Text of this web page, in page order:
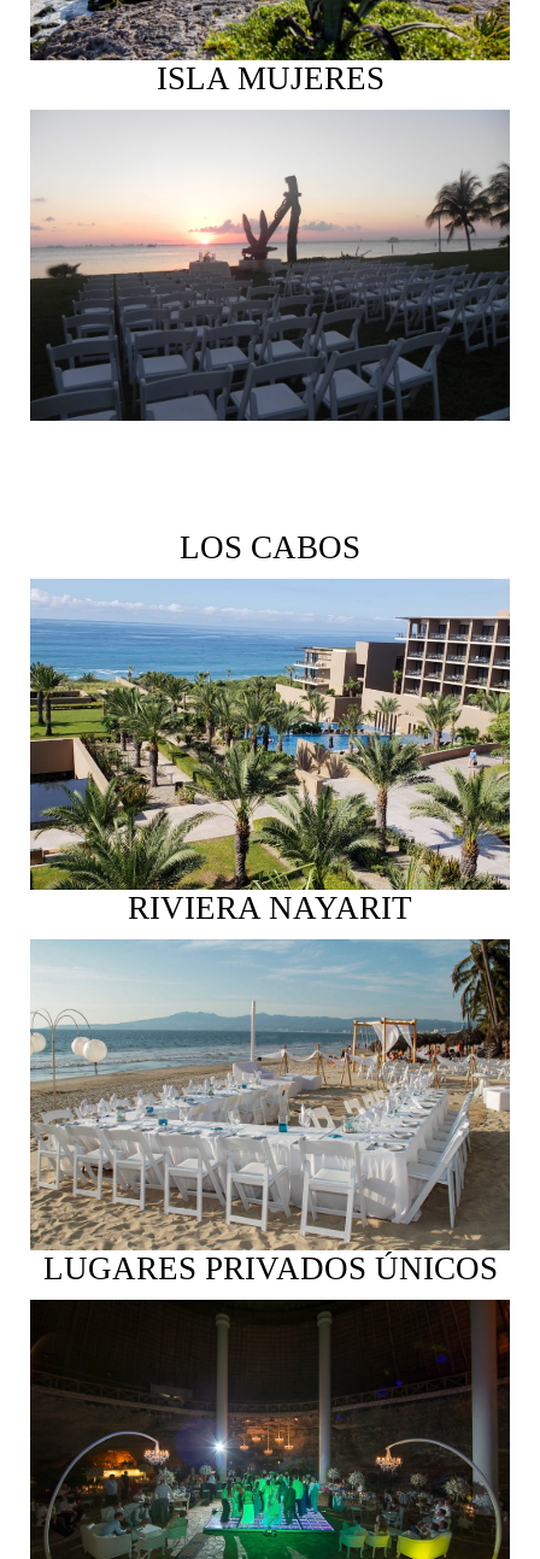
ISLA MUJERES
Ver más
LOS CABOS
Ver más
RIVIERA NAYARIT
Ver más
LUGARES PRIVADOS ÚNICOS
Ver más